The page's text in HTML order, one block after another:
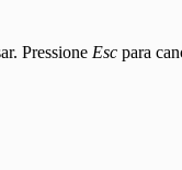
Pressione Esc para